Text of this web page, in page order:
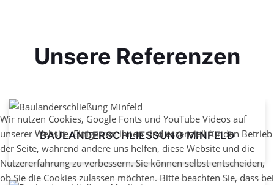
Unsere Referenzen
BAULANDERSCHLIESSUNG MINFELD
Wir nutzen Cookies, Google Fonts und YouTube Videos auf
unserer Website. Einige von ihnen sind essenziell für den Betrieb
der Seite, während andere uns helfen, diese Website und die
Nutzererfahrung zu verbessern. Sie können selbst entscheiden,
ob Sie die Cookies zulassen möchten. Bitte beachten Sie, dass bei